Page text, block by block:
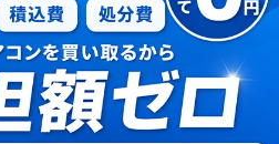
お急ぎの方はこちら
9461
中無休（通話料無料）